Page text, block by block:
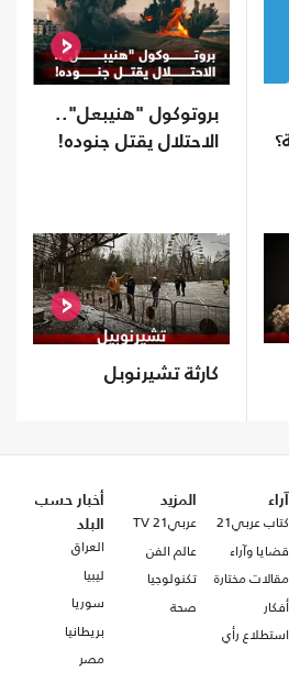
بروتوكول "هنيبعل"..
الاحتلال يقتل جنوده!
كارثة تشيرنوبل
آراء
كتاب عربي21
قضايا وآراء
مقالات مختارة
أفكار
استطلاع رأي
المزيد
عربي21 TV
عالم الفن
تكنولوجيا
صحة
أخبار حسب
البلد
العراق
ليبيا
سوريا
بريطانيا
مصر